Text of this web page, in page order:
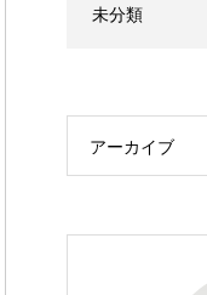
未分類
アーカイブ